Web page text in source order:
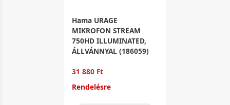
Hama URAGE
MIKROFON STREAM
750HD ILLUMINATED,
ÁLLVÁNNYAL (186059)
31 880 Ft
Rendelésre